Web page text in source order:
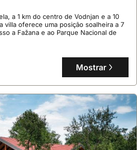
a 1 km do centro de Vodnjan e a 10
villa oferece uma posição soalheira a 7
a Fažana e ao Parque Nacional de
até 12 pessoas com 6 quartos, 5
piscina privada de 45 m²,
ténis, proporcionando luxo e
Mostrar